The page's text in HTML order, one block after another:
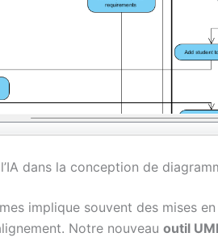
dans la conception de
implique souvent des mises
Notre nouveau outil